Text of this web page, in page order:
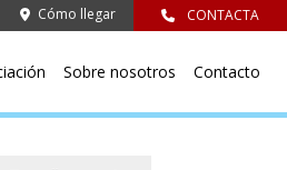
Cómo llegar CONTACTA
Sobre nosotros Contacto